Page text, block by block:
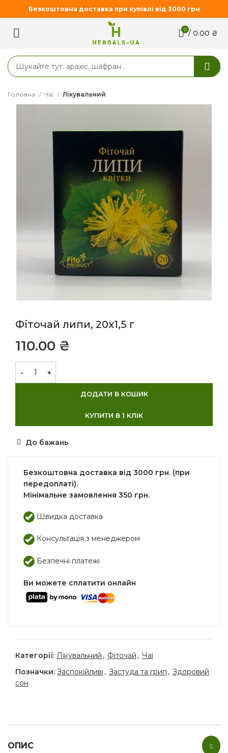
0 / 0.00 ₴
Головна Чаї Лікувальний
Фіточай липи, 20х1,5 г
₴
ДОДАТИ В КОШИК
КУПИТИ В 1 КЛІК
Безкоштовна доставка від 3000 грн. (при
передоплаті).
Мінімальне замовлення 350 грн.
Швидка доставка
Консультація з менеджером
Безпечні платежі
Ви можете сплатити онлайн
До бажань
Категорії: Лікувальний , Фіточай , Чаї
Позначки: Заспокійливі , Застуда та грип , Здоровий
сон
ОПИС
Безкоштовна доставка при купівлі від 3000 грн